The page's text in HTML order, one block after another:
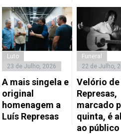
Luto
23 de Julho, 2026
A mais singela e
original
homenagem a
Luís Represas
Funeral
22 de Julho,
Velório de
Represas,
marcado
quinta, é
ao público